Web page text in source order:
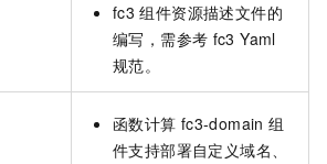
fc3 组件资源描述文件的
编写，需参考 fc3 Yaml
规范。
函数计算 fc3-domain 组
件支持部署自定义域名、